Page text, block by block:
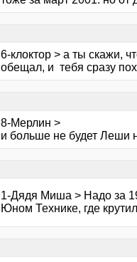
6-клоктор > а ты скажи,
обещал, и тебя сразу
8-Мерлин >
и больше не будет Леши
1-Дядя Миша > Надо за
Юном Технике, где